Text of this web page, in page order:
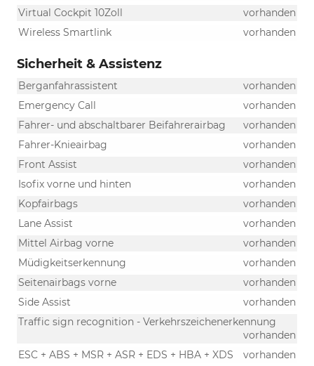
Virtual Cockpit 10Zoll
vorhanden
Wireless Smartlink
vorhanden
Sicherheit & Assistenz
Berganfahrassistent
vorhanden
Emergency Call
vorhanden
Fahrer- und abschaltbarer Beifahrerairbag
vorhanden
Fahrer-Knieairbag
vorhanden
Front Assist
vorhanden
Isofix vorne und hinten
vorhanden
Kopfairbags
vorhanden
Lane Assist
vorhanden
Mittel Airbag vorne
vorhanden
Müdigkeitserkennung
vorhanden
Seitenairbags vorne
vorhanden
Side Assist
vorhanden
Traffic sign recognition - Verkehrszeichenerkennung
vorhanden
ESC + ABS + MSR + ASR + EDS + HBA + XDS
vorhanden